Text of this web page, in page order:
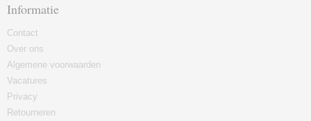
Informatie
Contact
Over ons
Algemene voorwaarden
Vacatures
Privacy
Retourneren